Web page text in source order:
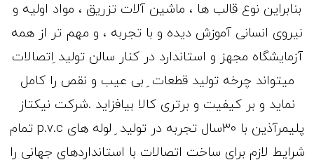
بنابراین نوع قالب ها ، ماشین آلات تزریق ، مواد اولیه و
نیروی انسانی آموزش دیده و با تجربه ، و مهم تر از همه
آزمایشگاه مجهز و استاندارد در کنار سالن تولید ِاتصالات
میتواند چرخه تولید قطعات ِ بی عیب و نقص را کامل
نماید و بر کیفیت و برتری کالا بیافزاید .شرکت نیکتاز
پلیمرآذین با 30سال تجربه در تولید ِ لوله های p.v.c تمام
شرایط لازم برای ساخت اتصالات با استانداردهای جهانی را